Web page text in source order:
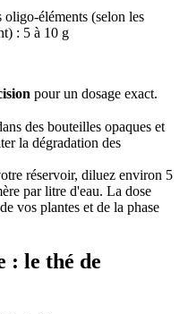
oligo-éléments (selon les
: 5 à 10 g
pour un dosage exact.
des bouteilles opaques et
la dégradation des
réservoir, diluez environ 5
par litre d'eau. La dose
vos plantes et de la phase
: le thé de